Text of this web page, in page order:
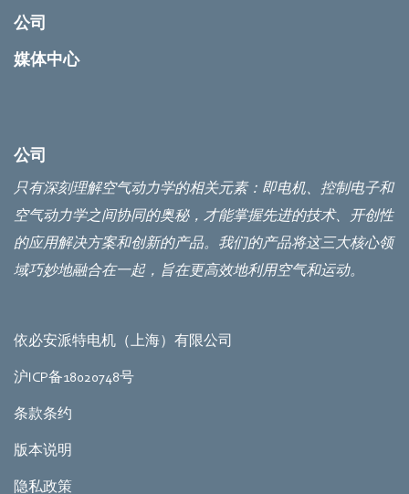
公司
媒体中心
公司
只有深刻理解空气动力学的相关元素：即电机、控制电子和
空气动力学之间协同的奥秘，才能掌握先进的技术、开创性
的应用解决方案和创新的产品。我们的产品将这三大核心领
域巧妙地融合在一起，旨在更高效地利用空气和运动。
依必安派特电机（上海）有限公司
沪ICP备18020748号
条款条约
版本说明
隐私政策